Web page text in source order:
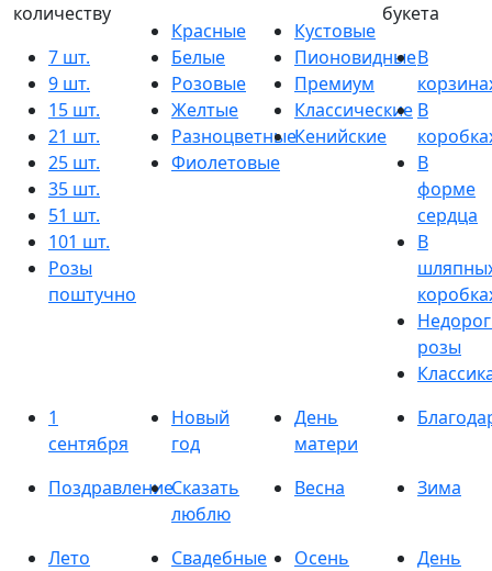
количеству
7 шт.
9 шт.
15 шт.
21 шт.
25 шт.
35 шт.
51 шт.
101 шт.
Розы
поштучно
Красные
Белые
Розовые
Желтые
Разноцветные
Фиолетовые
Кустовые
Пионовидные
Премиум
Классические
Кенийские
букета
В
В
В
форме
сердца
В
розы
1
сентября
Новый
год
День
матери
ПоздравлениеСказать
люблю
Весна Зима
Лето
Свадебные
Осень
День